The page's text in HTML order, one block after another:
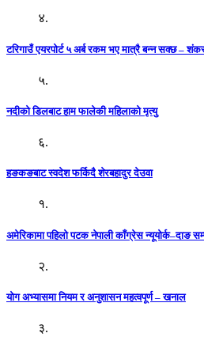
४.
टरिगाउँ एयरपोर्ट ५ अर्ब रकम भए मात्रै बन्न सक्छ –
५.
नदीको डिलबाट हाम फालेकी महिलाको मृत्यु
६.
हङकङबाट स्वदेश फर्किदै शेरबहादुर देउवा
१.
अमेरिकामा पहिलो पटक नेपाली काँग्रेस न्यूयोर्क–दाङ
२.
योग अभ्यासमा नियम र अनुशासन महत्वपूर्ण – खनाल
३.